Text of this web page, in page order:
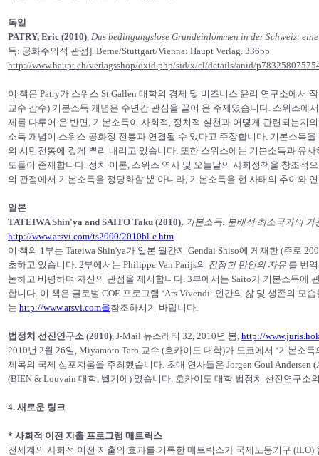
독일
PATRY, Eric (2010), Das bedingungslose Grundeinlommen in der Schweiz:
득: 공화주의적 관점]. Berne/Stuttgart/Vienna: Haupt Verlag. 336pp
http://www.haupt.ch/verlagsshop/oxid.php/sid/x/cl/details/anid/
이 책은 Patry가 스위스 St Gallen 대학의 경제 및 비즈니스 윤리 연구소에서
교수 감수) 기본소득 개념은 수년간 관심을 끌어 온 주제였습니다. 스위스에
제를 다루어 온 반면, 기본소득이 사회적, 정치적 실천과 어떻게 관련되는지
소득 개념이 스위스 공화정 전통과 연결될 수 있다고 주장합니다. 기본소득
의 시민전통에 깊게 뿌리 내리고 있습니다. 또한 스위스에는 기본소득과 유
도들이 존재합니다. 정치 이론, 스위스 역사 및 오늘날의 사회정책을 창조적
의 관점에서 기본소득을 정당화할 뿐 아니라, 기본소득을 현 사태의 추이와
일본
TATEIWA Shin'ya and SAITO Taku (2010), 기본소득: 분배적 최소국가의 가
http://www.arsvi.com/ts2000/2010bl-e.htm
이 책의 1부는 Tateiwa Shin'ya가 일본 월간지 Gendai Shiso에 게재한 (주로
초하고 있습니다. 2부에서는 Philippe Van Parijs의 진정한 만인의 자유 를 번
논하고 비평하며 자신의 관점을 제시합니다. 3부에서는 Saito가 기본소득에
합니다. 이 책은 글로벌 COE 프로그램 ‘Ars Vivendi: 인간의 삶 및 생존의 모
는 http://www.arsvi.com을참조하시기 바랍니다.
법정치 선진연구소 (2010), J-Mail 뉴스레터 32, 2010년 봄, http://
2010년 2월 26일, Miyamoto Taro 교수 (호카이도 대학)가 도쿄에서 ‘기본소
제목의 국제 심포지움을 주최했습니다. 초대 연사들은 Jorgen Goul Andersen
(BIEN & Louvain 대학, 벨기에) 였습니다. 호카이도 대학 법정치 선진연구소
4. 새로운 링크
* 사회적 이전 지출 프로그램 매트릭스
전세계의 사회적 이전 지출의 효과를 기록한 매트릭스가 국제노동기구